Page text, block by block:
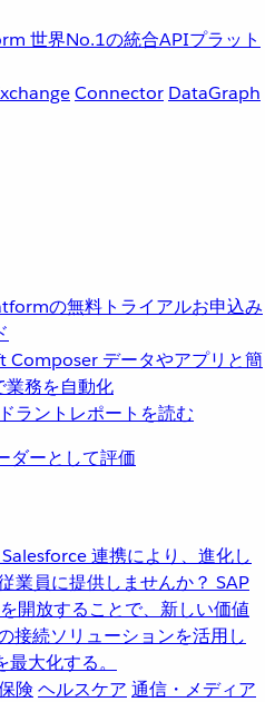
世界No.1の統合APIプラット
Connector DataGraph
の無料トライアルお申込み
Composer データやアプリと簡
業務を自動化
ダーとして評価
Salesforce 連携により、進化し
業員に提供しませんか？ SAP
開放することで、新しい価値
接続ソリューションを活用し
大化する。
険 ヘルスケア 通信・メディア